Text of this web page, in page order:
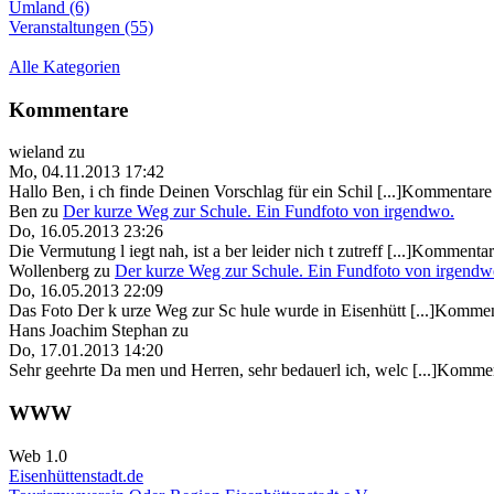
Umland (6)
Veranstaltungen (55)
Alle Kategorien
Kommentare
wieland zu
Mo, 04.11.2013 17:42
Hallo Ben, i ch finde Deinen Vorschlag für ein Schil
Ben zu Der kurze Weg zur Schule. Ein Fundfoto von irgendwo.
Do, 16.05.2013 23:26
Die Vermutung l iegt nah, ist a ber leider nich t zutreff
Wollenberg zu Der kurze Weg zur Schule. Ein Fundfoto von
Do, 16.05.2013 22:09
Das Foto Der k urze Weg zur Sc hule wurde in Eisenhütt
Hans Joachim Stephan zu
Do, 17.01.2013 14:20
Sehr geehrte Da men und Herren, sehr bedauerl ich, welc
WWW
Web 1.0
Eisenhüttenstadt.de